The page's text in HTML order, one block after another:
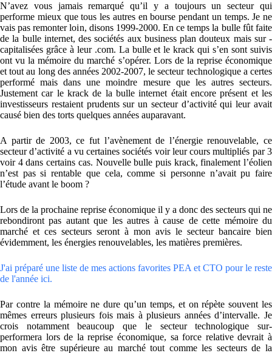
N’avez vous jamais remarqué qu’il y a toujours un secteur qui
performe mieux que tous les autres en bourse pendant un temps. Je ne
vais pas remonter loin, disons 1999-2000. En ce temps la bulle fût faite
de la bulle internet, des sociétés aux business plan douteux mais sur -
capitalisées grâce à leur .com. La bulle et le krack qui s’en sont suivis
ont vu la mémoire du marché s’opérer. Lors de la reprise économique
et tout au long des années 2002-2007, le secteur technologique a certes
performé mais dans une moindre mesure que les autres secteurs.
Justement car le krack de la bulle internet était encore présent et les
investisseurs restaient prudents sur un secteur d’activité qui leur avait
causé bien des torts quelques années auparavant.
A partir de 2003, ce fut l’avènement de l’énergie renouvelable, ce
secteur d’activité a vu certaines sociétés voir leur cours multipliés par 3
voir 4 dans certains cas. Nouvelle bulle puis krack, finalement l’éolien
n’est pas si rentable que cela, comme si personne n’avait pu faire
l’étude avant le boom ?
Lors de la prochaine reprise économique il y a donc des secteurs qui ne
rebondiront pas autant que les autres à cause de cette mémoire du
marché et ces secteurs seront à mon avis le secteur bancaire bien
évidemment, les énergies renouvelables, les matières premières.
J'ai préparé une liste de mes actions favorites PEA et CTO pour le reste
de l'année ici.
Par contre la mémoire ne dure qu’un temps, et on répète souvent les
mêmes erreurs plusieurs fois mais à plusieurs années d’intervalle. Je
crois notamment beaucoup que le secteur technologique sur-
performera lors de la reprise économique, sa force relative devrait à
mon avis être supérieure au marché tout comme les secteurs de la